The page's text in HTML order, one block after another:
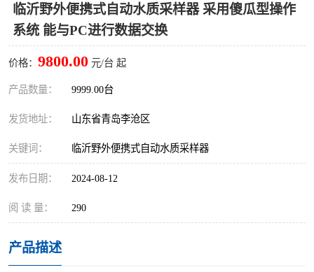
临沂野外便携式自动水质采样器 采用傻瓜型操作
系统 能与PC进行数据交换
价格： 9800.00 元/台 起
产品数量： 9999.00台
发货地址： 山东省青岛李沧区
关键词： 临沂野外便携式自动水质采样器
发布日期： 2024-08-12
阅 读 量： 290
产品描述
新宇宙仪器
烟尘净化器